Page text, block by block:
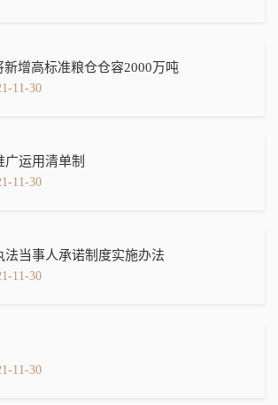
新增高标准粮仓仓容2000万吨
11-30
运用清单制
11-30
法当事人承诺制度实施办法
11-30
11-30